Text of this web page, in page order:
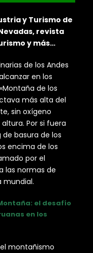
y Turismo de
revista
y más…
de los Andes
en los
de los
más alta del
sin oxígeno
Por si fuera
de basura de los
encima de los
por el
las normas de
mundial.
el desafío
en los
montañismo